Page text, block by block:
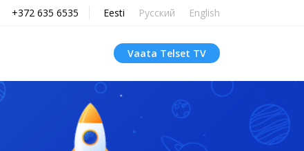
+372 635 6535 Eesti Русский English
Vaata Telset TV